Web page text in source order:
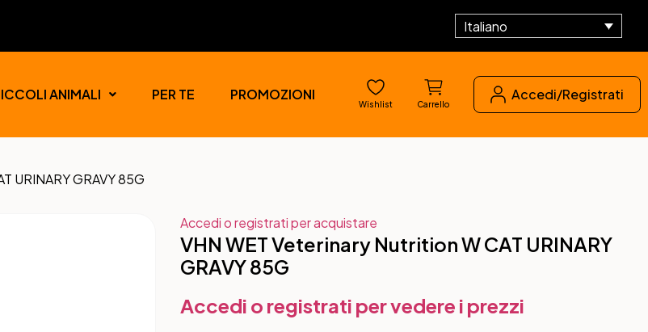
Italiano
ANIMALI PER TE PROMOZIONI
Wishlist Carrello
Accedi/Registrati
URINARY GRAVY 85G
Accedi o registrati per acquistare
VHN WET Veterinary Nutrition W CAT URINARY
GRAVY 85G
Accedi o registrati per vedere i prezzi